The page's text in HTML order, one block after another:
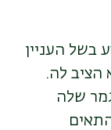
בשל העניין
הציב לה.
שלה